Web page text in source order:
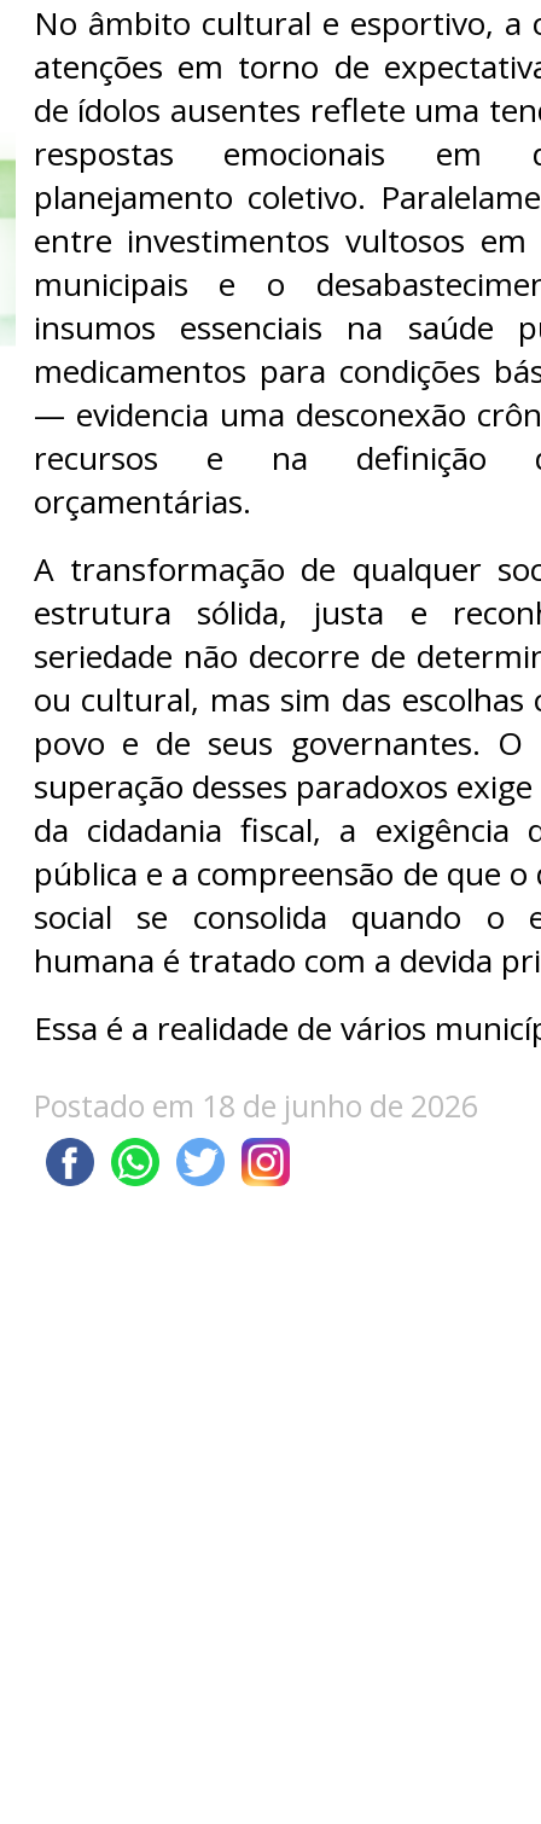
No âmbito cultural e esportivo, a
atenções em torno de
de ídolos ausentes reflete uma
respostas emocionais em
planejamento coletivo.
entre investimentos vultosos em
municipais e o
insumos essenciais na saúde
medicamentos para condições
— evidencia uma desconexão
recursos e na definição
orçamentárias.
A transformação de qualquer
estrutura sólida, justa e
seriedade não decorre de
ou cultural, mas sim das escolhas
povo e de seus governantes.
superação desses paradoxos
da cidadania fiscal, a exigência
pública e a compreensão de que
social se consolida quando o
humana é tratado com a devida
Essa é a realidade de vários
Postado em 18 de junho de 2026